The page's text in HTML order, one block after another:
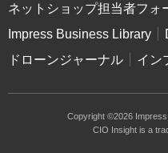
ネットショップ担当者フォ
Impress Business Library
ドローンジャーナル
イン
Copyright ©2026
CIO Insight is a